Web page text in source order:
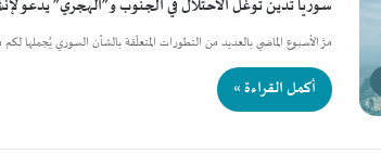
سوريا تدين توغُّل الاحتلال في الجنوب و”الهجري” يدعو
مرَّ الأسبوع الماضي بالعديد من التطورات المتعلّقة بالشأن السوري يُجملها
أكمل القراءة »